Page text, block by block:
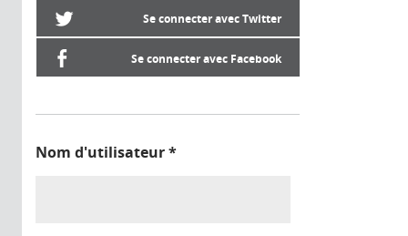
Se connecter avec Twitter
Se connecter avec Facebook
Nom d'utilisateur*